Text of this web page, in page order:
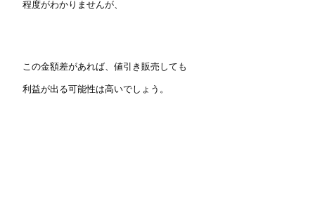
程度がわかりませんが、
この金額差があれば、値引き販売しても
利益が出る可能性は高いでしょう。